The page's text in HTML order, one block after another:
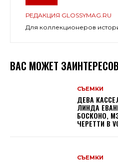
РЕДАКЦИЯ GLOSSYMAG.RU
Для коллекционеров
ВАС МОЖЕТ
СЪЕМКИ
ДЕВА
ЛИНДА
БОСКОНО,
ЧЕРЕТТИ В
СЪЕМКИ